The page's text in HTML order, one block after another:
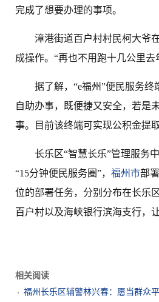
完成了想要办理的事项。
漳港街道百户村村民柯大爷
成操作。“再也不用跑十几公里
据了解，“e福州”便民服务
自助办事，既便捷又安全，若是
事。目前该终端可实现公积金提
长乐区“智慧长乐”管理服务
“15分钟便民服务圈”， 福州市部
位的部署任务，分别分布在长乐
百户村以及海峡银行滨海支行，
相关阅读
福州长乐区辅警林兴春：愿当群众